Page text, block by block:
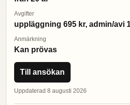
Avgifter
uppläggning 695 kr, admin/avi
Anmärkning
Kan prövas
Till ansökan
Uppdaterad 8 augusti 2026